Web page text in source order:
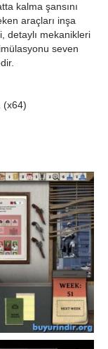
kalma şansını
araçları inşa
detaylı mekanikleri
seven
(x64)